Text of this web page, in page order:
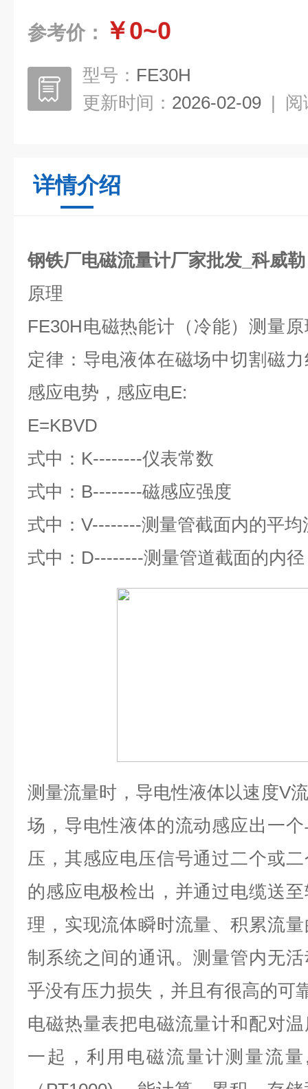
参考价： ￥0~0
型号： FE30H
更新时间： 2026-02-09 | 阅
详情介绍
钢铁厂电磁流量计厂家批发_科威勒
原理
FE30H电磁热能计（冷能）测量
定律：导电液体在磁场中切割磁
感应电势，感应电E:
E=KBVD
式中： K--------仪表常数
式中： B--------磁感应强度
式中： V--------测量管截面内的平均
式中： D--------测量管道截面的内径
测量流量时，导电性液体以速度V
场，导电性液体的流动感应出一
压，其感应电压信号通过二个或
的感应电极检出，并通过电缆送
理，实现流体瞬时流量、积累流
制系统之间的通讯。测量管内无
乎没有压力损失，并且有很高的可
电磁热量表把电磁流量计和配对
一起，利用电磁流量计测量流量